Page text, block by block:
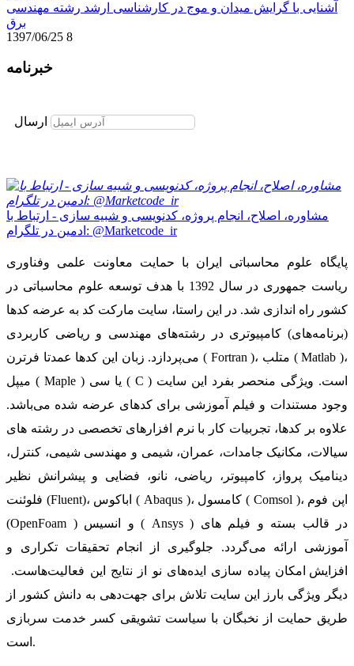
آشنایی با گرایش میدان و موج در کارشناسی ارشد رشته مهندسی
برق
1397/06/25 8
خبرنامه
ارسال
مشاوره، اصلاح، انجام پروژه، کدنویسی و شبیه سازی - ارتباط با
ادمین در تلگرام: @Marketcode_ir
پایگاه علوم محاسباتی ایران با حمایت معاونت علمی وفناوری
ریاست جمهوری در سال 1392 با هدف توسعه علوم محاسباتی در
کشور راه اندازی شد. در این راستا، سایت مارکت کد به عرضه کدها
(برنامه‌های) کامپیوتری در رشته‌های مهندسی و ریاضی کاربردی
می‌پردازد. زبان این کدها عمدتا فرترن ( Fortran )، متلب ( Matlab )،
میپل ( Maple ) یا سی ( C ) است. ویژگی منحصر بفرد این سایت
وجود مستندات و فیلم آموزشی برای کدهای عرضه شده می‌باشد.
علاوه بر کدها، تجربیات کار با نرم افزارهای تخصصی در رشته های
سیالات، مکانیک جامدات، عمران، شیمی و مهندسی شیمی، کنترل،
دینامیک پرواز، کامپیوتر، ریاضی، نانو، فضایی و پیشرانش نظیر
فلوئنت (Fluent)، اباکوس ( Abaqus )، کامسول ( Comsol )، اپن فوم
(OpenFoam ) و انسیس ( Ansys ) در قالب بسته‌ و فیلم های
آموزشی ارائه می‌گردد. جلوگیری از انجام تحقیقات تکراری و
افزایش امکان پیاده سازی ایده‌های نو از نتایج این فعالیت‌هاست.
دیگر ویژگی بارز این سایت تلاش برای جهت‌دهی به دانش کشور از
طریق حمایت از نخبگان با سیاست تشویقی کسر خدمت سربازی
است.